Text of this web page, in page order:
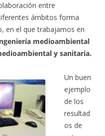
entre
ámbitos forma
en el que trabajamos en
medioambiental
y sanitaria.
Un buen
ejemplo
de los
resultad
os de